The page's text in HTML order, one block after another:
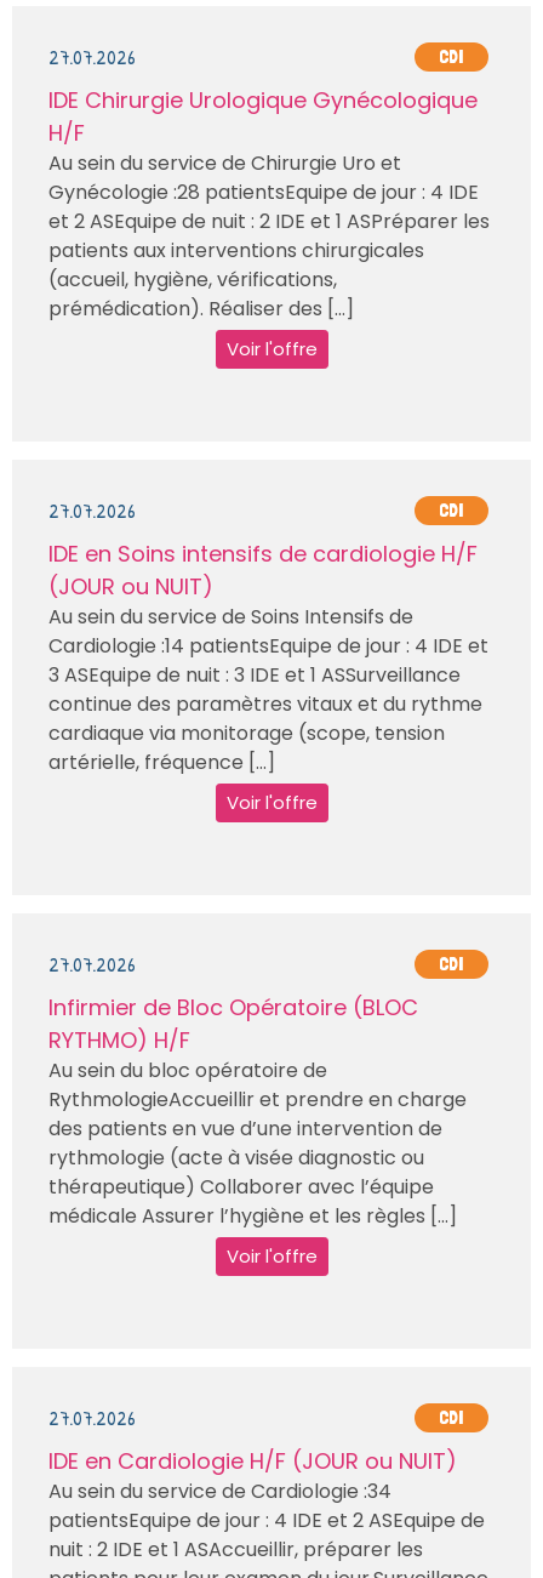
27.07.2026 CDI
IDE Chirurgie Urologique Gynécologique
H/F
Au sein du service de Chirurgie Uro et
Gynécologie :28 patientsEquipe de jour : 4 IDE
et 2 ASEquipe de nuit : 2 IDE et 1 ASPréparer les
patients aux interventions chirurgicales
(accueil, hygiène, vérifications,
prémédication). Réaliser des [...]
Voir l'offre
27.07.2026 CDI
IDE en Soins intensifs de cardiologie H/F
(JOUR ou NUIT)
Au sein du service de Soins Intensifs de
Cardiologie :14 patientsEquipe de jour : 4 IDE et
3 ASEquipe de nuit : 3 IDE et 1 ASSurveillance
continue des paramètres vitaux et du rythme
cardiaque via monitorage (scope, tension
artérielle, fréquence [...]
Voir l'offre
27.07.2026 CDI
Infirmier de Bloc Opératoire (BLOC
RYTHMO) H/F
Au sein du bloc opératoire de
RythmologieAccueillir et prendre en charge
des patients en vue d’une intervention de
rythmologie (acte à visée diagnostic ou
thérapeutique) Collaborer avec l’équipe
médicale Assurer l’hygiène et les règles [...]
Voir l'offre
27.07.2026 CDI
IDE en Cardiologie H/F (JOUR ou NUIT)
Au sein du service de Cardiologie :34
patientsEquipe de jour : 4 IDE et 2 ASEquipe de
nuit : 2 IDE et 1 ASAccueillir, préparer les